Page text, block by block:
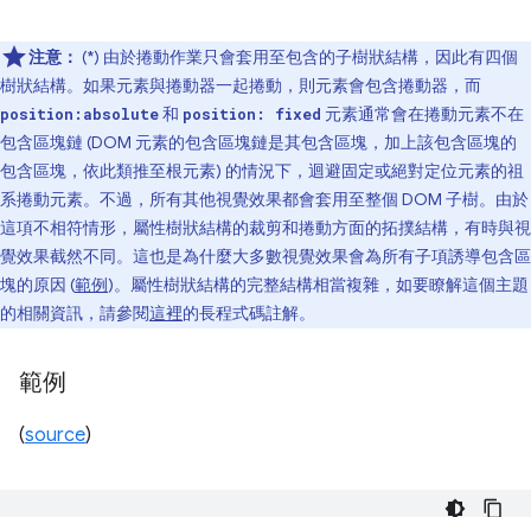
注意： (*) 由於捲動作業只會套用至包含的子樹狀結構，因此有四個
樹狀結構。如果元素與捲動器一起捲動，則元素會包含捲動器，而
position:absolute和 position: fixed 元素通常會在捲動元素不在
包含區塊鏈 (DOM 元素的包含區塊鏈是其包含區塊，加上該包含區塊的
包含區塊，依此類推至根元素) 的情況下，迴避固定或絕對定位元素的祖
系捲動元素。不過，所有其他視覺效果都會套用至整個 DOM 子樹。由於
這項不相符情形，屬性樹狀結構的裁剪和捲動方面的拓撲結構，有時與視
覺效果截然不同。這也是為什麼大多數視覺效果會為所有子項誘導包含區
塊的原因 (範例)。屬性樹狀結構的完整結構相當複雜，如要瞭解這個主題
的相關資訊，請參閱這裡的長程式碼註解。
範例
(source)